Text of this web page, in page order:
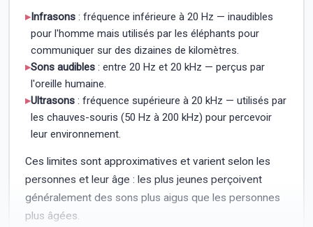
▸Infrasons: fréquence inférieure à 20 Hz — inaudibles
pour l'homme mais utilisés par les éléphants pour
communiquer sur des dizaines de kilomètres.
▸Sons audibles: entre 20 Hz et 20 kHz — perçus par
l'oreille humaine.
▸Ultrasons: fréquence supérieure à 20 kHz — utilisés par
les chauves-souris (50 Hz à 200 kHz) pour percevoir
leur environnement.
Ces limites sont approximatives et varient selon les
personnes et leur âge : les plus jeunes perçoivent
généralement des sons plus aigus que les personnes
plus âgées.